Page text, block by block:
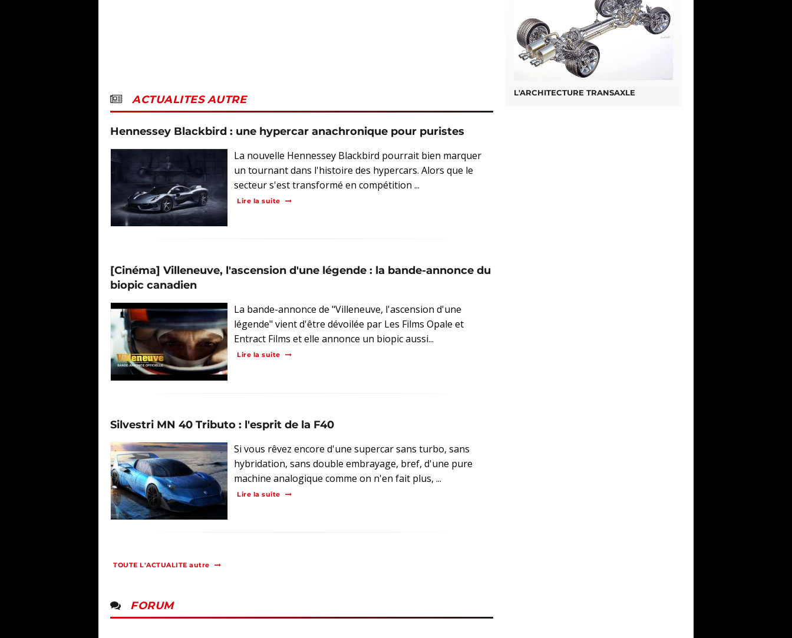
ACTUALITES AUTRE
Hennessey Blackbird : une hypercar anachronique pour puristes
La nouvelle Hennessey Blackbird pourrait bien marquer
un tournant dans l'histoire des hypercars. Alors que le
secteur s'est transformé en compétition ...
Lire la suite
[Cinéma] Villeneuve, l'ascension d'une légende : la bande-annonce du
biopic canadien
La bande-annonce de "Villeneuve, l'ascension d'une
légende" vient d'être dévoilée par Les Films Opale et
Entract Films et elle annonce un biopic aussi...
Lire la suite
Silvestri MN 40 Tributo : l'esprit de la F40
Si vous rêvez encore d'une supercar sans turbo, sans
hybridation, sans double embrayage, bref, d'une pure
machine analogique comme on n'en fait plus, ...
Lire la suite
TOUTE L'ACTUALITE autre
FORUM
L'ARCHITECTURE TRANSAXLE